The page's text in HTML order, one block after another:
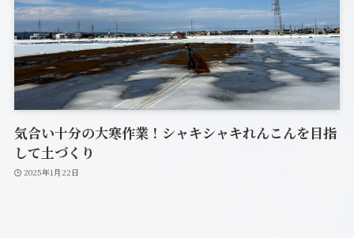
気合い十分の大寒作業！シャキシャキれんこんを目指
して土づくり
2025年1月22日